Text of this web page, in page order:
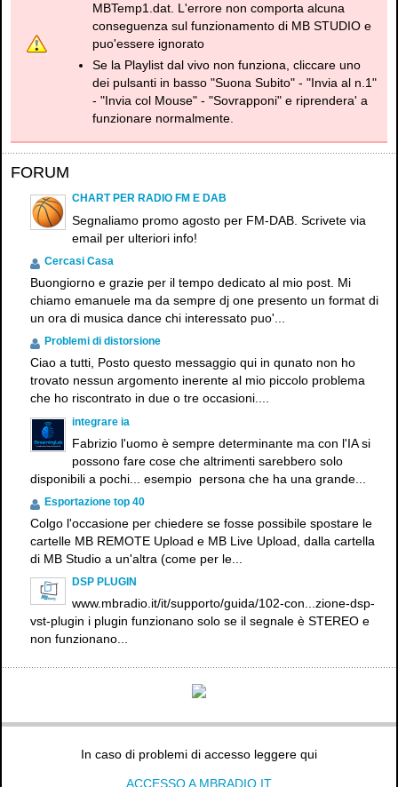
MBTemp1.dat. L'errore non comporta alcuna
conseguenza sul funzionamento di MB STUDIO e
puo'essere ignorato
Se la Playlist dal vivo non funziona, cliccare uno
dei pulsanti in basso "Suona Subito" - "Invia al n.1"
- "Invia col Mouse" - "Sovrapponi" e riprendera' a
funzionare normalmente.
FORUM
CHART PER RADIO FM E DAB
Segnaliamo promo agosto per FM-DAB. Scrivete via
email per ulteriori info!
Cercasi Casa
Buongiorno e grazie per il tempo dedicato al mio post. Mi
chiamo emanuele ma da sempre dj one presento un format di
un ora di musica dance chi interessato puo'...
Problemi di distorsione
Ciao a tutti, Posto questo messaggio qui in qunato non ho
trovato nessun argomento inerente al mio piccolo problema
che ho riscontrato in due o tre occasioni....
integrare ia
Fabrizio l'uomo è sempre determinante ma con l'IA si
possono fare cose che altrimenti sarebbero solo
disponibili a pochi... esempio persona che ha una grande...
Esportazione top 40
Colgo l'occasione per chiedere se fosse possibile spostare le
cartelle MB REMOTE Upload e MB Live Upload, dalla cartella
di MB Studio a un'altra (come per le...
DSP PLUGIN
www.mbradio.it/it/supporto/guida/102-con...zione-dsp-
vst-plugin i plugin funzionano solo se il segnale è STEREO e
non funzionano...
In caso di problemi di accesso leggere qui
ACCESSO A MBRADIO.IT